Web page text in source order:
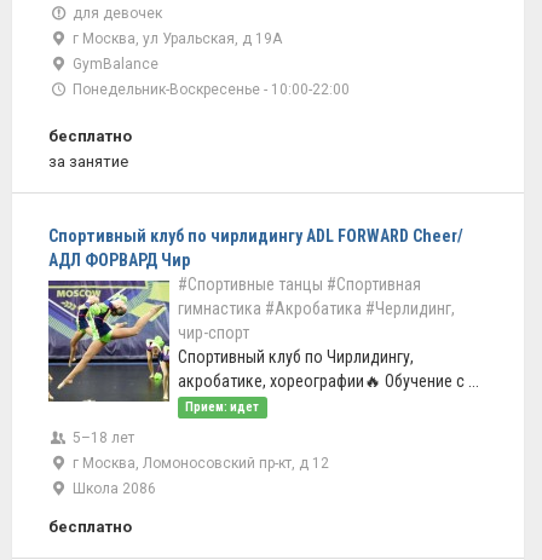
для девочек
г Москва, ул Уральская, д 19А
GymBalance
Понедельник-Воскресенье - 10:00-22:00
бесплатно
за занятие
Спортивный клуб по чирлидингу ADL FORWARD Cheer/
АДЛ ФОРВАРД Чир
#Спортивные танцы #Спортивная
гимнастика #Акробатика #Черлидинг,
чир-спорт
Спортивный клуб по Чирлидингу,
акробатике, хореографии🔥 Обучение с ...
Прием: идет
5–18 лет
г Москва, Ломоносовский пр-кт, д 12
Школа 2086
бесплатно